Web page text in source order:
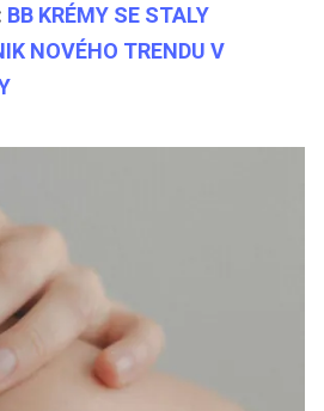
BB KRÉMY SE STALY
NOVÉHO TRENDU V